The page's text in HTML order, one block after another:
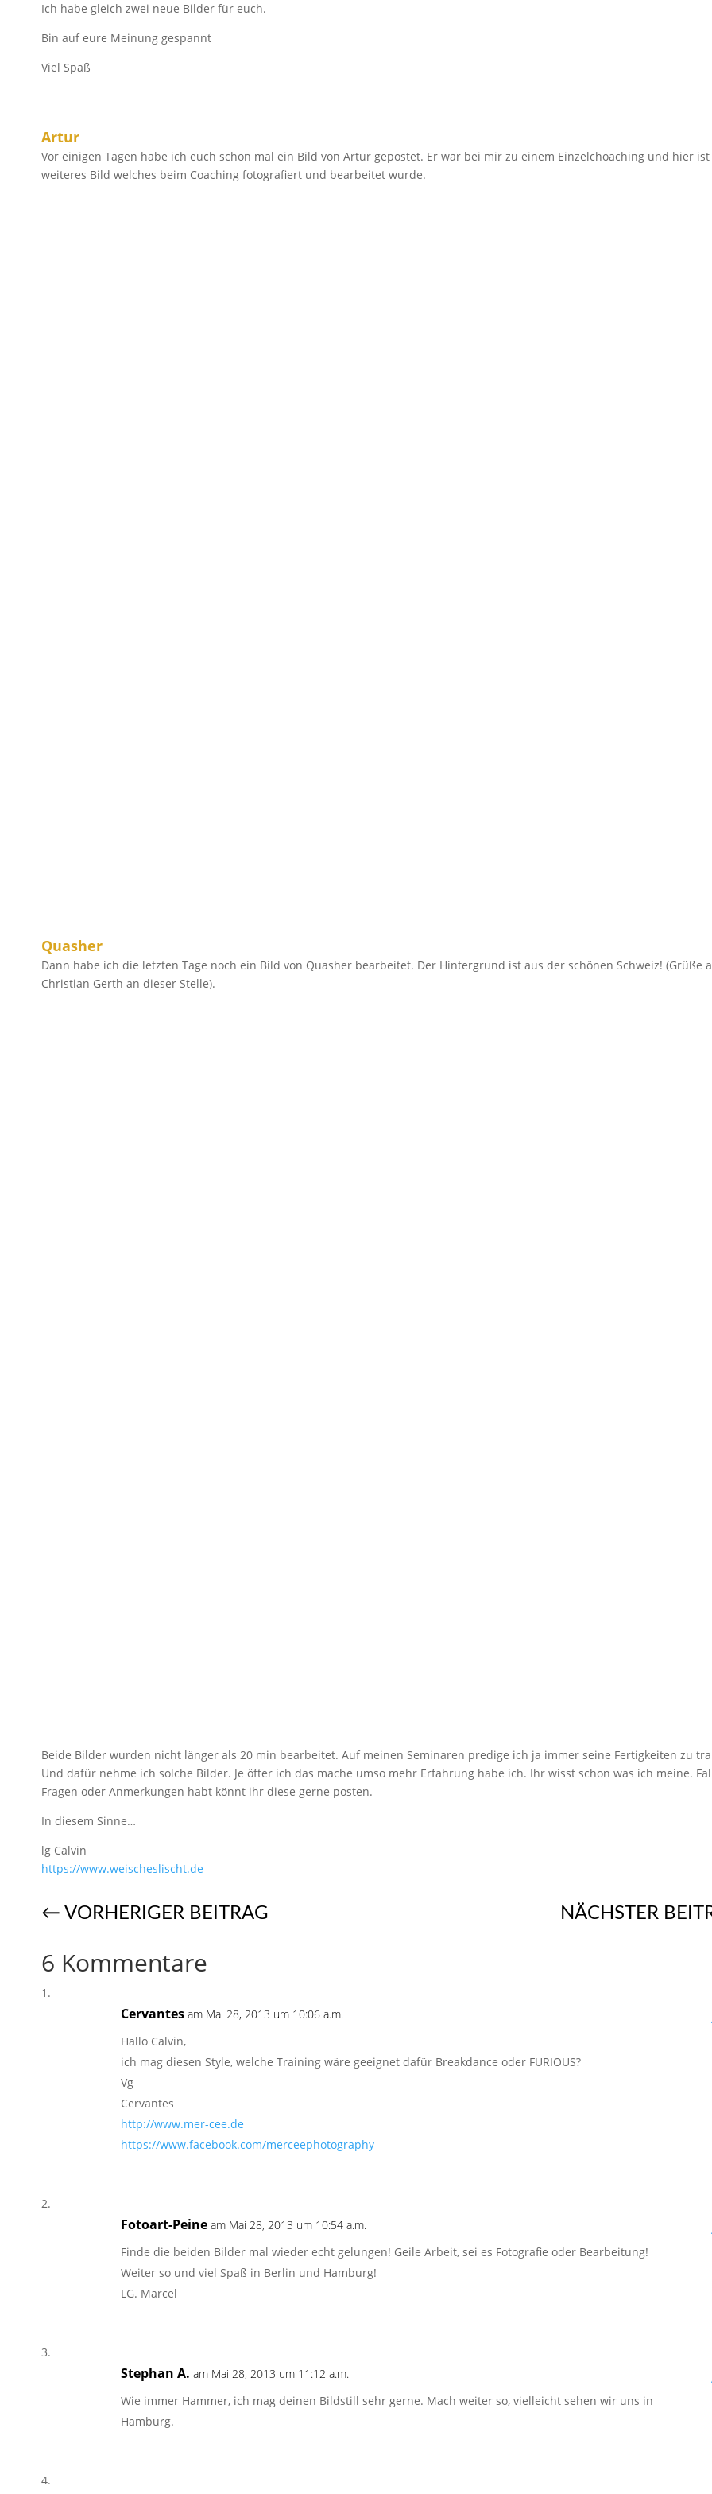
Ich habe gleich zwei neue Bilder für euch.
Bin auf eure Meinung gespannt
Viel Spaß
Artur
Vor einigen Tagen habe ich euch schon mal ein Bild von Artur gepostet. Er war bei mir zu einem Einzelchoaching und hier ist
weiteres Bild welches beim Coaching fotografiert und bearbeitet wurde.
Quasher
Dann habe ich die letzten Tage noch ein Bild von Quasher bearbeitet. Der Hintergrund ist aus der schönen Schweiz! (Grüße
Christian Gerth an dieser Stelle).
Beide Bilder wurden nicht länger als 20 min bearbeitet. Auf meinen Seminaren predige ich ja immer seine Fertigkeiten zu
Und dafür nehme ich solche Bilder. Je öfter ich das mache umso mehr Erfahrung habe ich. Ihr wisst schon was ich meine.
Fragen oder Anmerkungen habt könnt ihr diese gerne posten.
In diesem Sinne…
lg Calvin
https://​www.weischeslischt.de
← VORHERIGER BEITRAG NÄCHSTER
6 Kommentare
Cervantes am Mai 28, 2013 um 10:06 a.m.
Hallo Calvin,
ich mag diesen Style, welche Training wäre geeignet dafür Breakdance oder FURIOUS?
Vg
Cervantes
http://www.mer-cee.de
https://www.facebook.com/merceephotography
Fotoart-Peine am Mai 28, 2013 um 10:54 a.m.
Finde die beiden Bilder mal wieder echt gelungen! Geile Arbeit, sei es Fotografie oder Bearbeitung!
Weiter so und viel Spaß in Berlin und Hamburg!
LG. Marcel
Stephan A. am Mai 28, 2013 um 11:12 a.m.
Wie immer Hammer, ich mag deinen Bildstill sehr gerne. Mach weiter so, vielleicht sehen wir uns in
Hamburg.